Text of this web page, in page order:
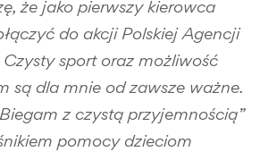
że jako pierwszy kierowca
do akcji Polskiej Agencji
sport oraz możliwość
są dla mnie od zawsze ważne.
z czystą przyjemnością”
pomocy dzieciom